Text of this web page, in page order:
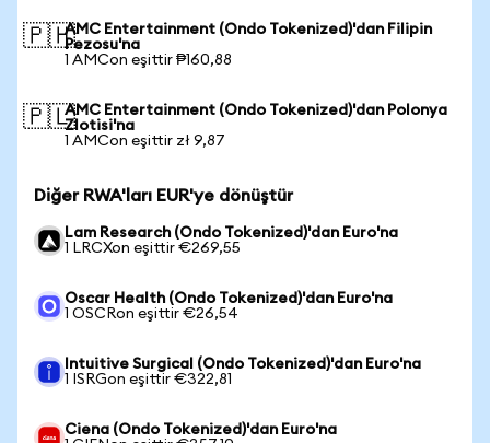
🇵🇭AMC Entertainment (Ondo Tokenized)'dan Filipin
Pezosu'na
1 AMCon eşittir ₱160,88
🇵🇱AMC Entertainment (Ondo Tokenized)'dan Polonya
Zlotisi'na
1 AMCon eşittir zł 9,87
Diğer RWA'ları EUR'ye dönüştür
Lam Research (Ondo Tokenized)'dan Euro'na
1 LRCXon eşittir €269,55
Oscar Health (Ondo Tokenized)'dan Euro'na
1 OSCRon eşittir €26,54
Intuitive Surgical (Ondo Tokenized)'dan Euro'na
1 ISRGon eşittir €322,81
Ciena (Ondo Tokenized)'dan Euro'na